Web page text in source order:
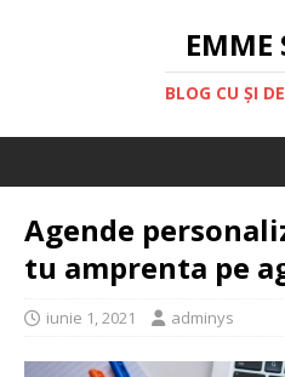
EMME
BLOG CU ȘI
Agende
tu amprenta pe
iunie 1, 2021 adminys